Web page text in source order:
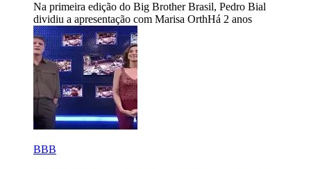
Na primeira edição do Big Brother Brasil, Pedro Bial
dividiu a apresentação com Marisa OrthHá 2 anos
BBB